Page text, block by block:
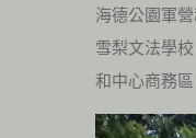
海德公園軍
雪梨文法學
和中心商務區